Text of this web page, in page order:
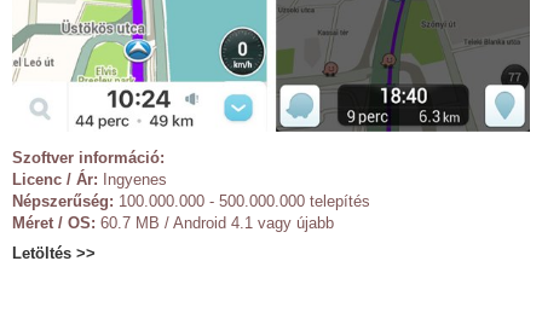
Szoftver információ:
Licenc / Ár: Ingyenes
Népszerűség: 100.000.000 - 500.000.000 telepítés
Méret / OS: 60.7 MB / Android 4.1 vagy újabb
Letöltés >>